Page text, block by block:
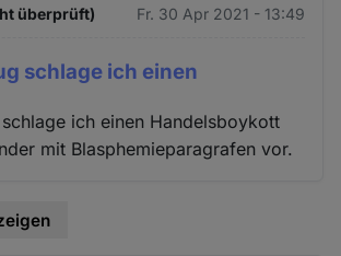
überprüft) Fr. 30 Apr 2021 - 13:49
schlage ich einen
ich einen Handelsboykott
mit Blasphemieparagrafen vor.